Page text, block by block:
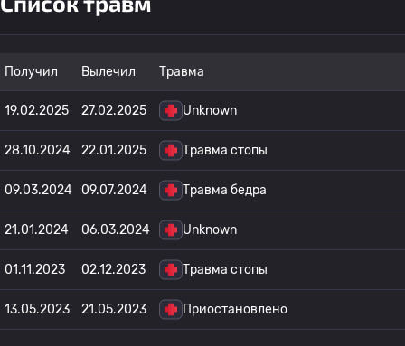
Получил Вылечил Травма
19.02.2025 27.02.2025 Unknown
28.10.2024 22.01.2025 Травма стопы
09.03.2024 09.07.2024 Травма бедра
21.01.2024 06.03.2024 Unknown
01.11.2023 02.12.2023 Травма стопы
13.05.2023 21.05.2023 Приостановлено